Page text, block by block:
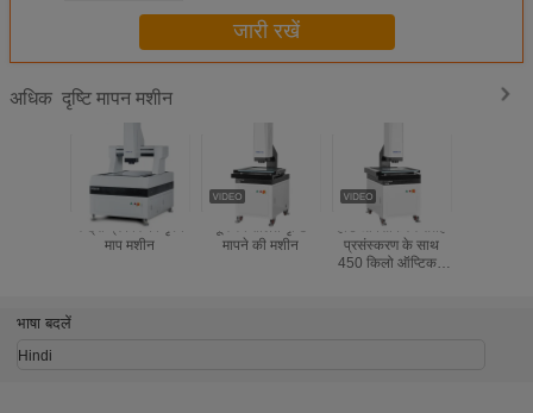
जारी रखें
अधिक दृष्टि मापन मशीन
गैन्ट्री प्रकार की दृश्य
माप मशीन
पूर्ण स्वचालित दृष्टि
मापने की मशीन
हार्ड ऑक्सीकरण सतह
प्रसंस्करण के साथ
450 किलो ऑप्टिकल
भाषा बदलें
Hindi